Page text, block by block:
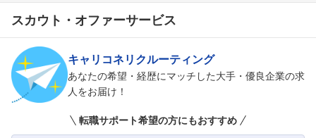
スカウト・オファーサービス
キャリコネリクルーティング
あなたの希望・経歴にマッチした大手・優良企業の求
人をお届け！
転職サポート希望の方にもおすすめ